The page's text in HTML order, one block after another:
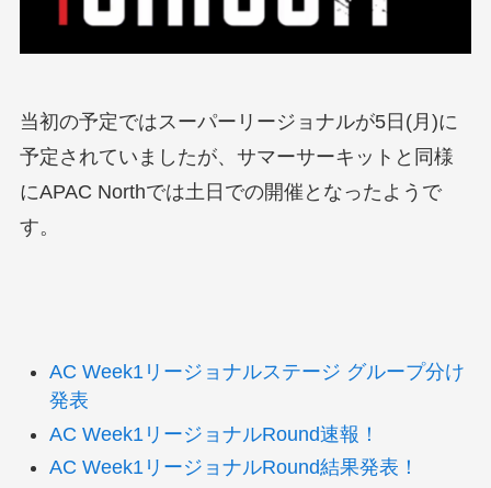
当初の予定ではスーパーリージョナルが5日(月)に
予定されていましたが、サマーサーキットと同様
にAPAC Northでは土日での開催となったようで
す。
AC Week1リージョナルステージ グループ分け
発表
AC Week1リージョナルRound速報！
AC Week1リージョナルRound結果発表！